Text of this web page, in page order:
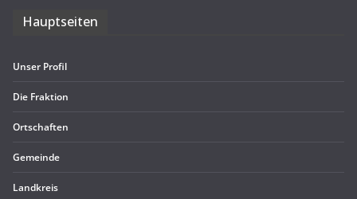
Haupt­sei­ten
Unser Pro­fil
Die Frak­tion
Ort­schaf­ten
Gemeinde
Land­kreis